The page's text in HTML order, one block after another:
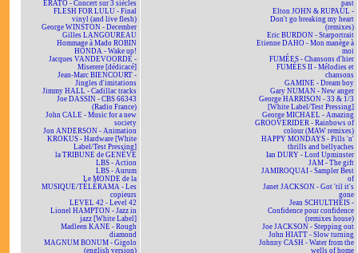
ERATO - Concert sur 3 siècles
FLESH FOR LULU - Final
vinyl (and live flesh)
George WINSTON - December
Gilles LANGOUREAU
Hommage à Mado ROBIN
HONDA - Wake up!
Jacques VANDEVOORDE -
Miserere [dédicacé]
Jean-Marc BIENCOURT -
Jingles d'imitations
Jimmy HALL - Cadillac tracks
Joe DASSIN - CBS 66343
(Radio France)
John CALE - Music for a new
society
Jon ANDERSON - Animation
KROKUS - Hardware [White
Label/Test Pressing]
la TRIBUNE de GENÈVE
LBS - Action
LBS - Aurum
Le MONDE de la
MUSIQUE/TÉLÉRAMA - Les
copieurs
LEVEL 42 - Level 42
Lionel HAMPTON - Jazz in
jazz [White Label]
Madleen KANE - Rough
diamond
MAGNUM BONUM - Gigolo
(english version)
past
Elton JOHN & RUPAUL -
Don't go breaking my heart
(remixes)
Eric BURDON - Starportrait
Etienne DAHO - Mon manège à
moi
FUMÉES - Chansons d'hier
FUMÉES II - Mélodies et
chansons
GAMINE - Dream boy
Gary NUMAN - New anger
George HARRISON - 33 & 1/3
[White Label/Test Pressing]
George MICHAEL - Amazing
GROOVERIDER - Rainbows of
colour (MAW remixes)
HAPPY MONDAYS - Pills 'n'
thrills and bellyaches
Ian DURY - Lord Upminster
JAM - The gift
JAMIROQUAI - Sampler Best
of
Janet JACKSON - Got 'til it's
gone
Jean SCHULTHEIS -
Confidence pour confidence
(remixes house)
Joe JACKSON - Stepping out
John HIATT - Slow turning
Johnny CASH - Water from the
wells of home